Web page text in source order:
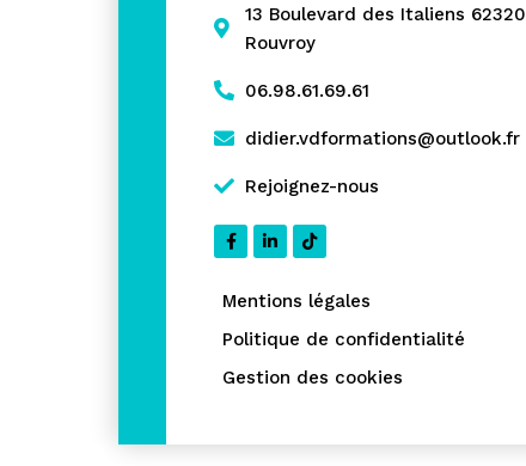
13 Boulevard des Italiens 62320
Rouvroy
06.98.61.69.61
didier.vdformations@outlook.fr
Rejoignez-nous
Mentions légales
Politique de confidentialité
Gestion des cookies